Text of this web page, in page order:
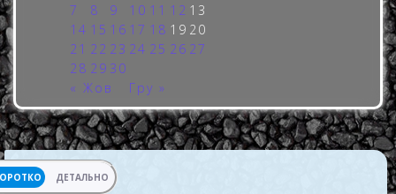
7
8 9 10 11 12 13
14 15 16 17 18 19 20
21 22 23 24 25 26 27
28 29 30
« Жов
Гру »
ДЕТАЛЬНО